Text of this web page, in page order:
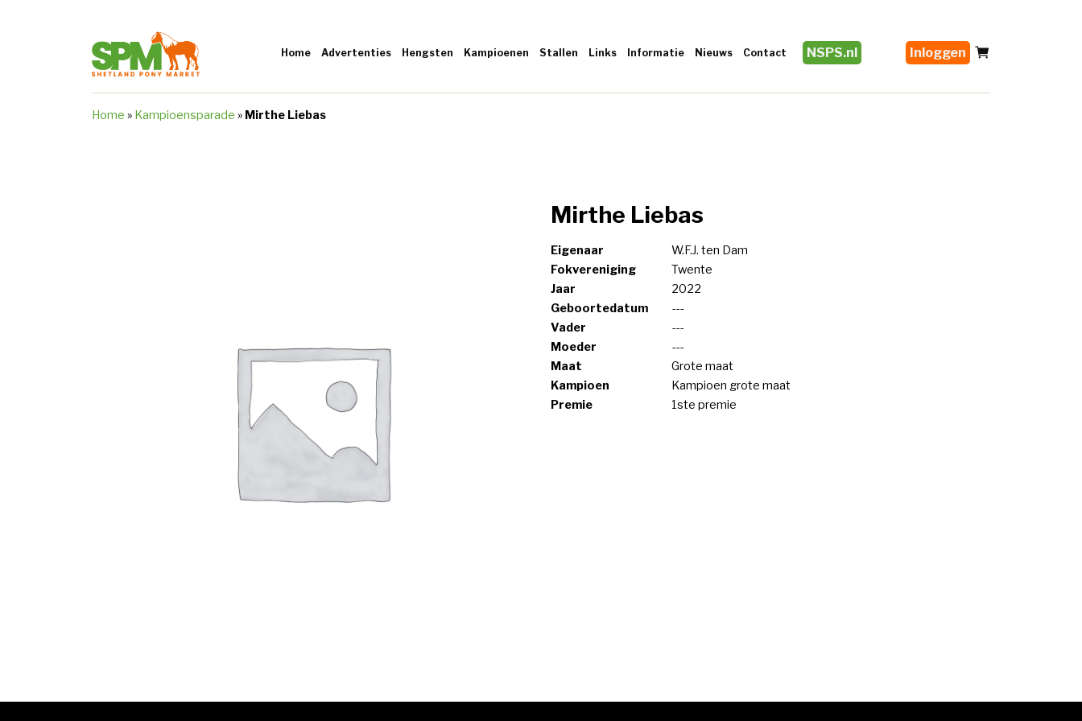
Home Advertenties Hengsten Kampioenen Stallen Links Informatie Nieuws Contact NSPS.nl Inloggen
Home » Kampioensparade » Mirthe Liebas
Mirthe Liebas
Eigenaar
W.F.J. ten Dam
Fokvereniging
Twente
Jaar
2022
Geboortedatum
---
Vader
---
Moeder
---
Maat
Grote maat
Kampioen
Kampioen grote maat
Premie
1ste premie